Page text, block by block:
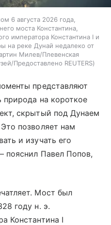
6 августа 2026 года,
моста Константина,
императора Константина I и
на реке Дунай недалеко от
Милев/Плевенская
Предоставлено REUTERS
представляют
природа на короткое
скрытый под Дунаем
позволяет нам
и изучать его
пояснил Павел Попов,
Мост был
году н. э.
Константина I